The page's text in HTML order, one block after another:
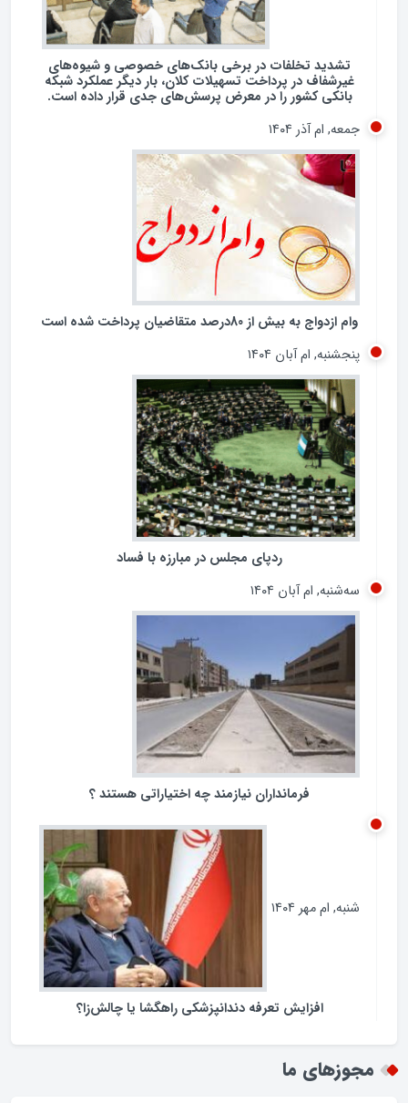
تشدید تخلفات در برخی بانک‌های خصوصی و شیوه‌های
غیرشفاف در پرداخت تسهیلات کلان، بار دیگر عملکرد شبکه
بانکی کشور را در معرض پرسش‌های جدی قرار داده است.
جمعه, ام آذر ۱۴۰۴
وام ازدواج به بیش از 80درصد متقاضیان پرداخت شده است
پنجشنبه, ام آبان ۱۴۰۴
ردپای مجلس در مبارزه با فساد
سه‌شنبه, ام آبان ۱۴۰۴
فرمانداران نیازمند چه اختیاراتی هستند ؟
افزایش تعرفه دندانپزشکی راهگشا یا چالش‌زا؟